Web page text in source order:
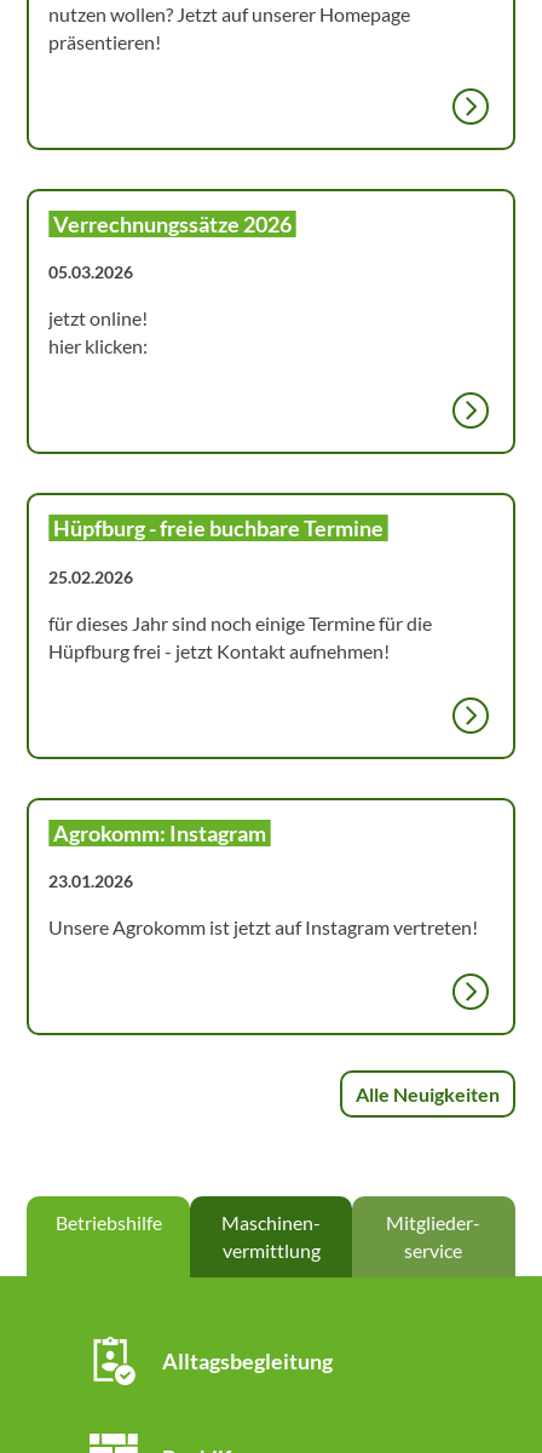
nutzen wollen? Jetzt auf unserer Homepage
präsentieren!
Verrechnungssätze 2026
05.03.2026
jetzt online!
hier klicken:
Hüpfburg - freie buchbare Termine
25.02.2026
für dieses Jahr sind noch einige Termine für die
Hüpfburg frei - jetzt Kontakt aufnehmen!
Agrokomm: Instagram
23.01.2026
Unsere Agrokomm ist jetzt auf Instagram vertreten!
Alle Neuigkeiten
Betriebs­hilfe
Maschinen­
vermittlung
Mitglieder­
service
Alltagsbegleitung